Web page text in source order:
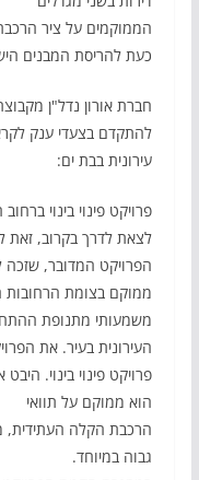
הממוקמים על ציר
כעת להריסת המבנים
חברת אורון נדל"ן
להתקדם בצעדי ענק
עירונית בבת ים:
פרויקט פינוי בינוי
לצאת לדרך בקרוב, זאת
ממוקם בצומת הרחובות
משמעותי מתנופת
העירונית בעיר. את
פרויקט פינוי בינוי.
הוא ממוקם על תוואי
הרכבת הקלה העתידית,
גבוה במיוחד.